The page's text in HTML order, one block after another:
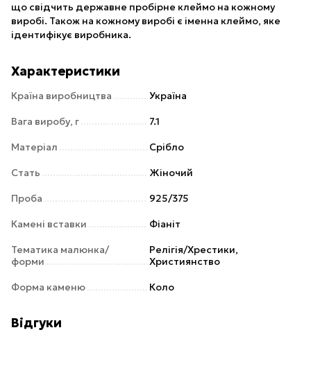
що свідчить державне пробірне клеймо на кожному
виробі. Також на кожному виробі є іменна клеймо, яке
ідентифікує виробника.
Характеристики
Країна виробництва Україна
Вага виробу, г 7.1
Матеріал Срібло
Стать Жіночий
Проба 925/375
Камені вставки Фіаніт
Тематика малюнка/
форми
Релігія/Хрестики,
Християнство
Форма каменю Коло
Відгуки